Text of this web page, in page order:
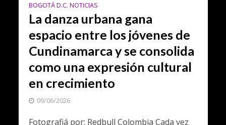
BOGOTÁ D.C. NOTICIAS
La danza urbana gana
espacio entre los jóvenes de
Cundinamarca y se consolida
como una expresión cultural
en crecimiento
09/06/2026
Fotografiá por: Redbull Colombia Cada vez